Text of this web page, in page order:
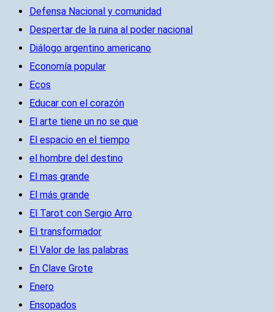
Defensa Nacional y comunidad
Despertar de la ruina al poder nacional
Diálogo argentino americano
Economía popular
Ecos
Educar con el corazón
El arte tiene un no se que
El espacio en el tiempo
el hombre del destino
El mas grande
El más grande
El Tarot con Sergio Arro
El transformador
El Valor de las palabras
En Clave Grote
Enero
Ensopados